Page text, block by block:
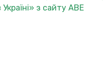
Україні» з сайту АВЕ